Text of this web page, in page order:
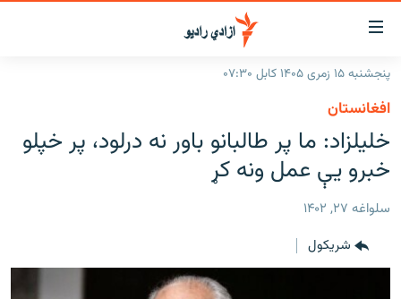
د
لاسرسۍ
وړ
لېنکونه
متن
ته
اصلي
ورتلل
راپورونه
افغانستان
نړۍ
خبرونه
افغانستان
د خپرونو جدول
مرکې
اونیزې خپرونې
پنجشنبه ۱۵ زمری ۱۴۰۵ کابل ۰۷:۳۰
افغانستان
خلیلزاد: ما پر طالبانو باور نه درلود، پر خپلو
خبرو یې عمل ونه کړ
سلواغه ۲۷, ۱۴۰۲
شريکول